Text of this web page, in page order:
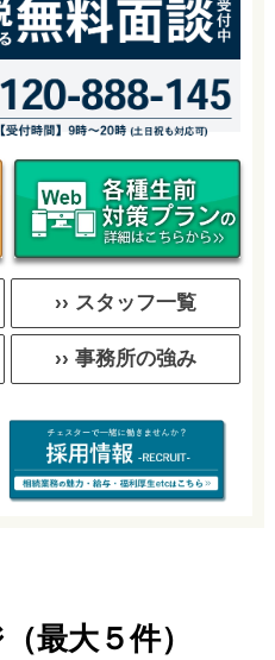
›› スタッフ一覧
›› 事務所の強み
最大５件）